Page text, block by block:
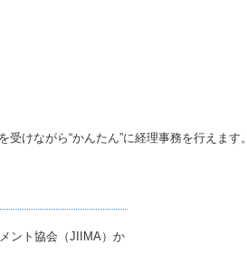
けながら“かんたん”に経理事務を行えます。
ント協会（JIIMA）か